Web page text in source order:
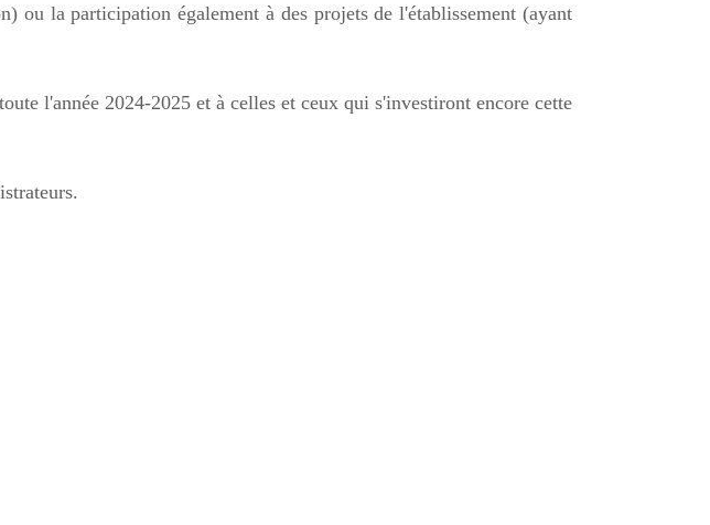
ou la participation également à des projets de l'établissement (ayant
l'année 2024-2025 et à celles et ceux qui s'investiront encore cette